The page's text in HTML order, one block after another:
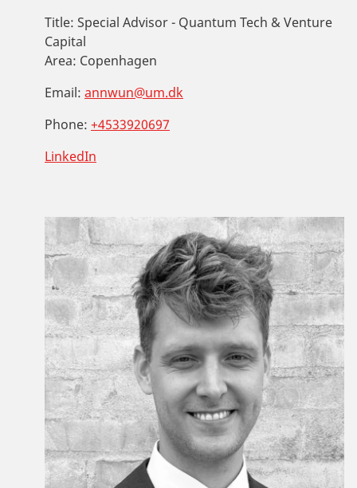
Title: Special Advisor - Quantum Tech & Venture
Capital
Area: Copenhagen
Email: annwun@um.dk
Phone: +4533920697
LinkedIn